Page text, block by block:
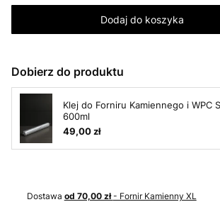
Dodaj do koszyka
Dobierz do produktu
Klej do Forniru Kamiennego i WPC
600ml
49,00 zł
Dostawa od 70,00 zł- Fornir Kamienny XL